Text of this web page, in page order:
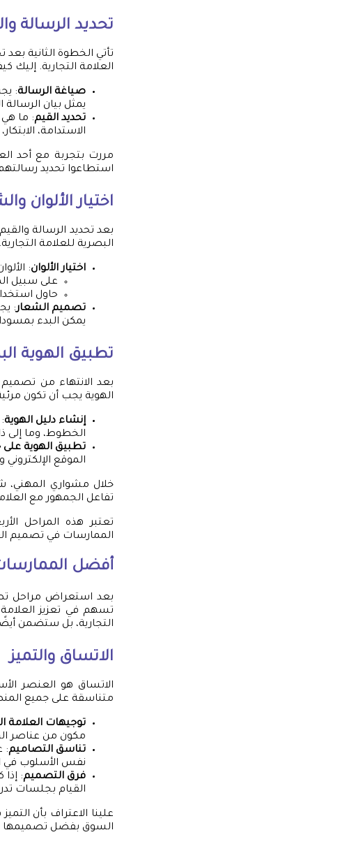
تحديد الرسالة
تأتي الخطوة الثانية
العلامة التجارية. إليك
صياغة الرسالة:
يمثل بيان
تحديد القيم: ما هي
الاستدامة،
مررت بتجربة مع أحد
استطاعوا تحديد
اختيار الألوان
بعد تحديد الرسالة
البصرية للعلامة التجارية.
اختيار الألوان:
على سبيل
حاول
تصميم الشعار:
يمكن البدء
تطبيق الهوية
بعد الانتهاء من تصميم
الهوية يجب أن تكون
إنشاء دليل الهوية
الخطوط، وما إلى
تطبيق الهوية
الموقع
خلال مشواري المهني،
تفاعل الجمهور مع
تعتبر هذه المراحل
الممارسات في تصميم
أفضل
بعد استعراض مراحل
تسهم في تعزيز
التجارية، بل ستضمن
الاتساق والتميز
الاتساق هو العنصر
متناسقة على جميع
توجيهات العلامة
مكون من عناصر
تناسق التصاميم:
نفس الأسلوب في
فرق التصميم:
القيام بجلسات
علينا الاعتراف بأن
السوق بفضل تصميمها